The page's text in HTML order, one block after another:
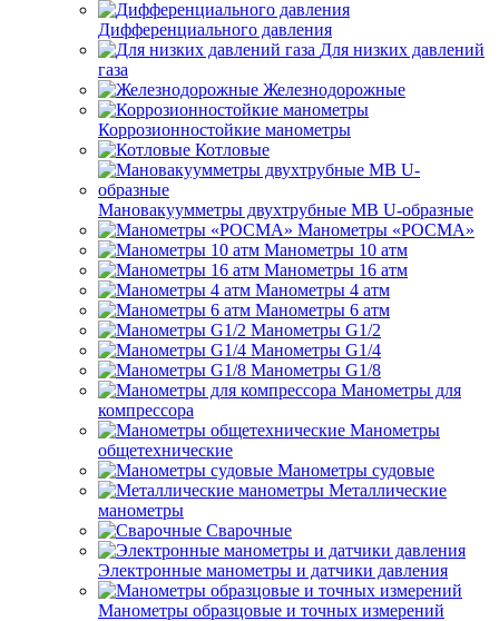
Дифференциального давления
Для низких давлений
газа
Железнодорожные
Коррозионностойкие манометры
Котловые
Мановакуумметры двухтрубные МВ U-образные
Манометры «РОСМА»
Манометры 10 атм
Манометры 16 атм
Манометры 4 атм
Манометры 6 атм
Манометры G1/2
Манометры G1/4
Манометры G1/8
Манометры для
компрессора
Манометры
общетехнические
Манометры судовые
Металлические
манометры
Сварочные
Электронные манометры и датчики давления
Манометры образцовые и точных измерений